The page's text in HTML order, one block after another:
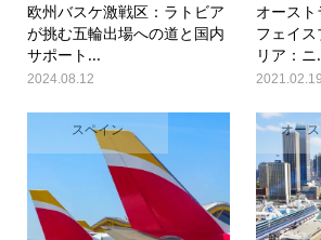
欧州バスケ激戦区：ラトビア
が挑む五輪出場への道と国内
サポート...
2024.08.12
オースト
フェイ
リア：ニ
2021.02.19
スペイン オー